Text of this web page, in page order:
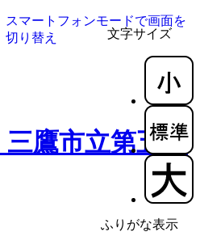
文字サイズ
ふりがな表示
スマートフォンモードで画面を
切り替え
鷹市立第五小